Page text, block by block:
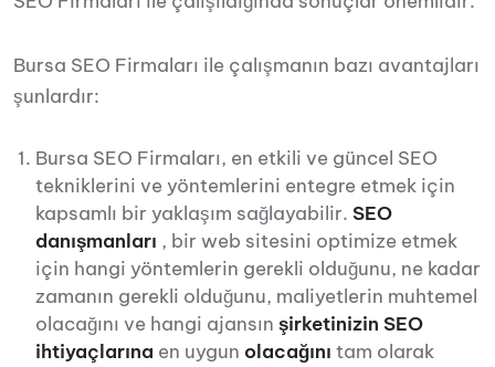
Bursa SEO Firmaları ile çalışmanın bazı avantajları
şunlardır:
Bursa SEO Firmaları, en etkili ve güncel SEO
tekniklerini ve yöntemlerini entegre etmek için
kapsamlı bir yaklaşım sağlayabilir. SEO
danışmanları , bir web sitesini optimize etmek
için hangi yöntemlerin gerekli olduğunu, ne kadar
zamanın gerekli olduğunu, maliyetlerin muhtemel
olacağını ve hangi ajansın şirketinizin SEO
ihtiyaçlarına en uygun olacağını tam olarak